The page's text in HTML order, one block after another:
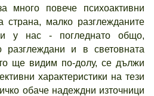
много повече психоактивни
страна, малко разглежданите
у нас - погледнато общо,
и в световната
ще видим по-долу, се дължи
характеристики на тези
обаче надеждни източници